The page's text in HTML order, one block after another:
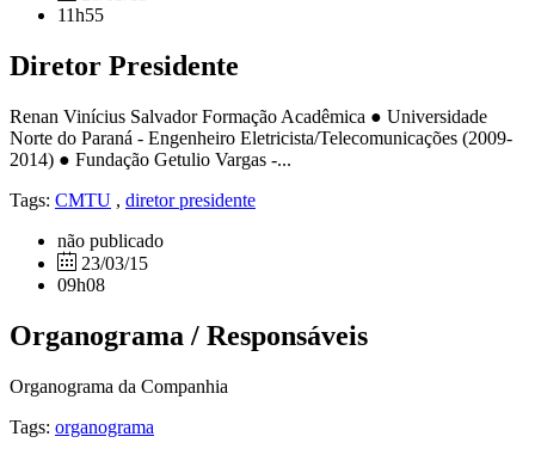
11h55
Diretor Presidente
Renan Vinícius Salvador Formação Acadêmica ● Universidade
Norte do Paraná - Engenheiro Eletricista/Telecomunicações (2009-
2014) ● Fundação Getulio Vargas -...
Tags: CMTU , diretor presidente
não publicado
23/03/15
09h08
Organograma / Responsáveis
Organograma da Companhia
Tags: organograma